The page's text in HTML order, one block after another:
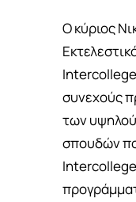
Ο κύριος
συνεχούς
των
σπουδών